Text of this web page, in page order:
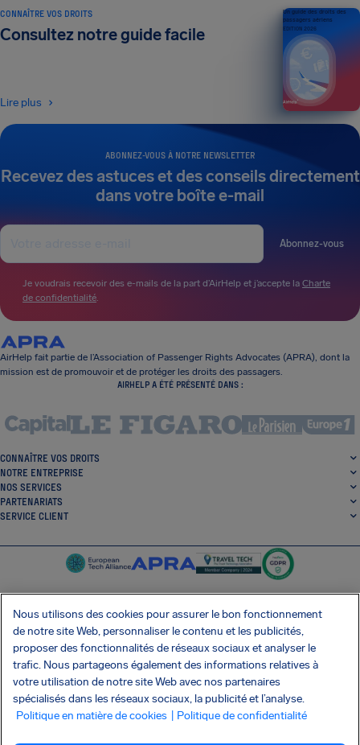
ABONNEZ-VOUS À NOTRE NEWSLETTER
Recevez des astuces et des conseils directement
dans votre boîte e-mail
Abonnez-vous
Je voudrais recevoir des e-mails de la part d’AirHelp et j’accepte la Charte
de confidentialité.
CONNAÎTRE VOS DROITS
Consultez notre guide facile
Lire plus
Un guide des droits des
passagers aériens
ÉDITION 2026
AirHelp fait partie de l’Association of Passenger Rights Advocates (APRA), dont la
mission est de promouvoir et de protéger les droits des passagers.
AIRHELP A ÉTÉ PRÉSENTÉ DANS :
CONNAÎTRE VOS DROITS
NOTRE ENTREPRISE
NOS SERVICES
PARTENARIATS
SERVICE CLIENT
SocialFacebook
SocialTwitter
SocialInstagram
SocialLinkedin
OBTENEZ NOTRE APPLI GRATUITE
Nous utilisons des cookies pour assurer le bon fonctionnement
de notre site Web, personnaliser le contenu et les publicités,
proposer des fonctionnalités de réseaux sociaux et analyser le
trafic. Nous partageons également des informations relatives à
votre utilisation de notre site Web avec nos partenaires
spécialisés dans les réseaux sociaux, la publicité et l’analyse.
Politique en matière de cookies
| Politique de confidentialité